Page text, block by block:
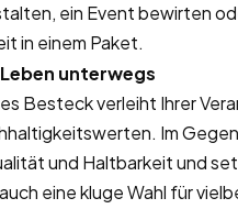
ein Event bewirten
in einem Paket.
unterwegs
Besteck verleiht Ihrer
Im
und Haltbarkeit und
eine kluge Wahl für